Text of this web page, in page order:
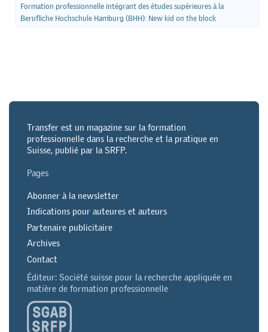
Formation professionnelle intégrant des études supérieures à la
Berufliche Hochschule Hamburg (BHH): New kid on the block
Transfer est un magazine sur la formation
professionnelle dans la recherche et la pratique en
Suisse, publié par la SRFP.
Pages
Abonner à la newsletter
Indications pour auteures et auteurs
Partenaire publicitaire
Archives
Contact
Éditeur: Société suisse pour la recherche appliquée en
matière de formation professionnelle